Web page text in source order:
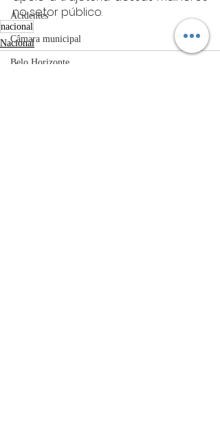
Acidentes
Câmara municipal
Belo Horizonte
no setor público.
nacional
Nacional